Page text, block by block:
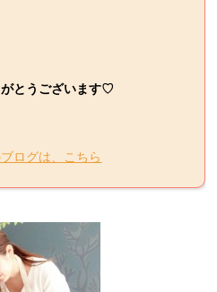
とうございます♡
ログは、こちら